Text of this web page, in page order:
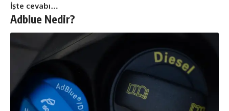
İşte cevabı…
Adblue Nedir?